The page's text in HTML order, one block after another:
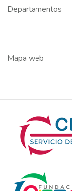
Departamentos
Mapa web